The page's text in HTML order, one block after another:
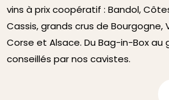
vins à prix coopératif : Bandol,
Cassis, grands crus de Bourgogne,
Corse et Alsace. Du Bag-in-Box au
conseillés par nos cavistes.